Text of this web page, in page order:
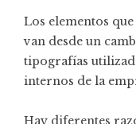
Los elementos
van desde un
tipografías
internos de la
Hay diferentes